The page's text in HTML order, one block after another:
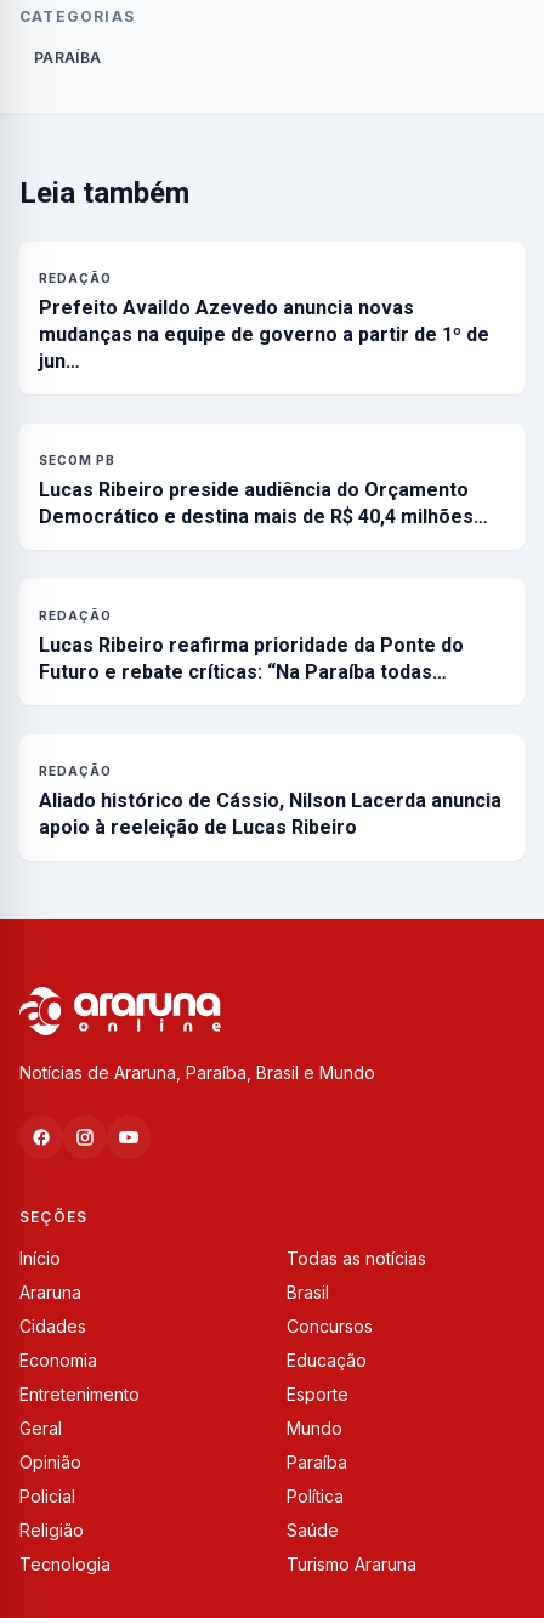
CATEGORIAS
PARAÍBA
Leia também
REDAÇÃO
Prefeito Availdo Azevedo anuncia novas
mudanças na equipe de governo a partir de 1º de
jun…
SECOM PB
Lucas Ribeiro preside audiência do Orçamento
Democrático e destina mais de R$ 40,4 milhões…
REDAÇÃO
Lucas Ribeiro reafirma prioridade da Ponte do
Futuro e rebate críticas: “Na Paraíba todas…
REDAÇÃO
Aliado histórico de Cássio, Nilson Lacerda anuncia
apoio à reeleição de Lucas Ribeiro
Notícias de Araruna, Paraíba, Brasil e Mundo
SEÇÕES
Início
Todas as notícias
Araruna
Brasil
Cidades
Concursos
Economia
Educação
Entretenimento
Esporte
Geral
Mundo
Opinião
Paraíba
Policial
Política
Religião
Saúde
Tecnologia
Turismo Araruna